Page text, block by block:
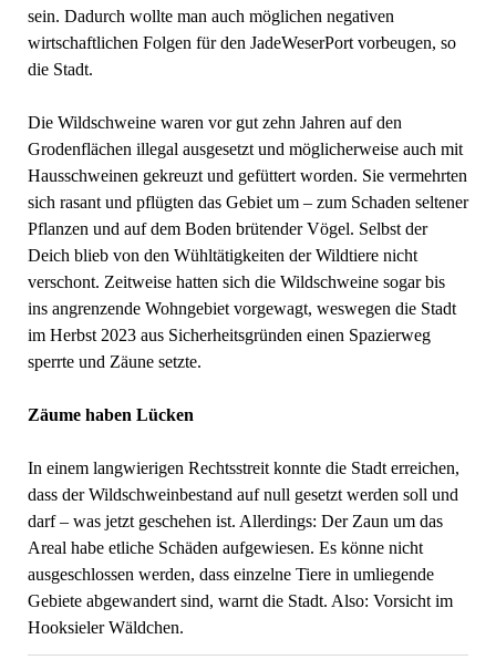
sein. Dadurch wollte man auch möglichen negativen
wirtschaftlichen Folgen für den JadeWeserPort vorbeugen, so
die Stadt.
Die Wildschweine waren vor gut zehn Jahren auf den
Grodenflächen illegal ausgesetzt und möglicherweise auch mit
Hausschweinen gekreuzt und gefüttert worden. Sie vermehrten
sich rasant und pflügten das Gebiet um – zum Schaden seltener
Pflanzen und auf dem Boden brütender Vögel. Selbst der
Deich blieb von den Wühltätigkeiten der Wildtiere nicht
verschont. Zeitweise hatten sich die Wildschweine sogar bis
ins angrenzende Wohngebiet vorgewagt, weswegen die Stadt
im Herbst 2023 aus Sicherheitsgründen einen Spazierweg
sperrte und Zäune setzte.
Zäume haben Lücken
In einem langwierigen Rechtsstreit konnte die Stadt erreichen,
dass der Wildschweinbestand auf null gesetzt werden soll und
darf – was jetzt geschehen ist. Allerdings: Der Zaun um das
Areal habe etliche Schäden aufgewiesen. Es könne nicht
ausgeschlossen werden, dass einzelne Tiere in umliegende
Gebiete abgewandert sind, warnt die Stadt. Also: Vorsicht im
Hooksieler Wäldchen.